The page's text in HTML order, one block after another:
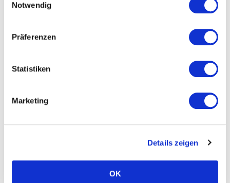
Notwendig
Präferenzen
Statistiken
Marketing
Details zeigen
OK
In diesem Jahr gibt es einige Änderungen.
Sound Design sind nun getrennte Kategorien
und
Unternehmen, die auf kreative Weise Prozesse
intern als auch mit externen Stakeholdern und
für die Zukunft zu machen.
Der CCA vergibt heuer drei Special Awards: